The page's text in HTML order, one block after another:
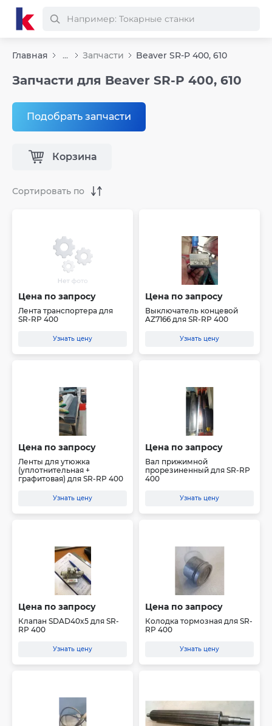
Главная ... Запчасти Beaver SR-P 400, 610
Запчасти для Beaver SR-P 400, 610
Подобрать запчасти
Корзина
Цена по запросу
Лента транспортера для
SR-RP 400
Узнать цену
Цена по запросу
Выключатель концевой
AZ7166 для SR-RP 400
Узнать цену
Цена по запросу
Ленты для утюжка
(уплотнительная +
графитовая) для SR-RP 400
Узнать цену
Цена по запросу
Вал прижимной
прорезиненный для SR-RP
400
Узнать цену
Цена по запросу
Клапан SDAD40x5 для SR-
RP 400
Узнать цену
Цена по запросу
Колодка тормозная для SR-
RP 400
Узнать цену